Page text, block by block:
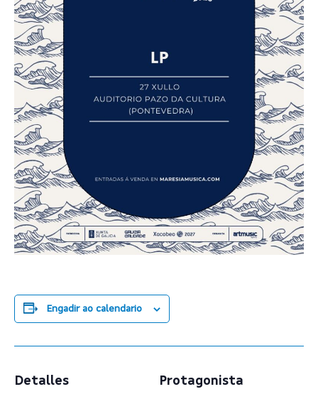
Engadir ao calendario
Detalles Protagonista